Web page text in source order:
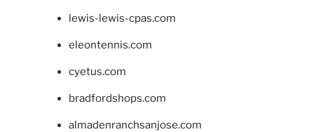
lewis-lewis-cpas.com
eleontennis.com
cyetus.com
bradfordshops.com
almadenranchsanjose.com